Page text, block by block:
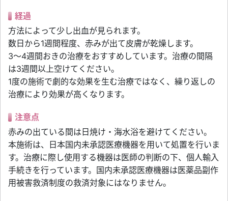
経過
方法によって少し出血が見られます。
数日から1週間程度、赤みが出て皮膚が乾燥します。
3～4週間おきの治療をおすすめしています。治療の間隔
は3週間以上空けてください。
1度の施術で劇的な効果を生む治療ではなく、繰り返しの
治療により効果が高くなります。
注意点
赤みの出ている間は日焼け・海水浴を避けてください。
本施術は、日本国内未承認医療機器を用いて処置を行いま
す。治療に際し使用する機器は医師の判断の下、個人輸入
手続きを行っています。国内未承認医療機器は医薬品副作
用被害救済制度の救済対象にはなりません。